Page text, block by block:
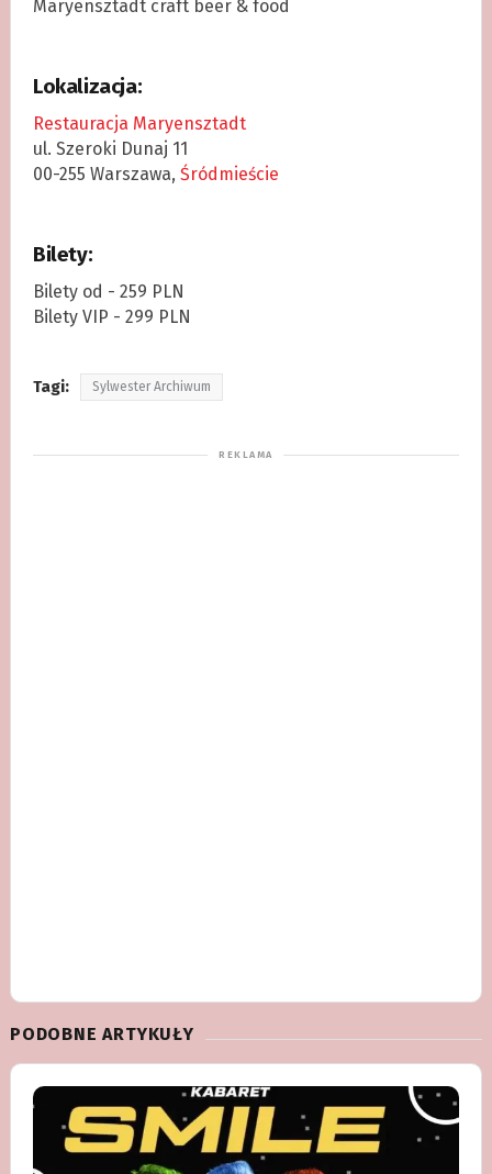
Maryensztadt craft beer & food
Lokalizacja:
Restauracja Maryensztadt
ul. Szeroki Dunaj 11
00-255 Warszawa, Śródmieście
Bilety:
Bilety od - 259 PLN
Bilety VIP - 299 PLN
Tagi: Sylwester Archiwum
PODOBNE ARTYKUŁY